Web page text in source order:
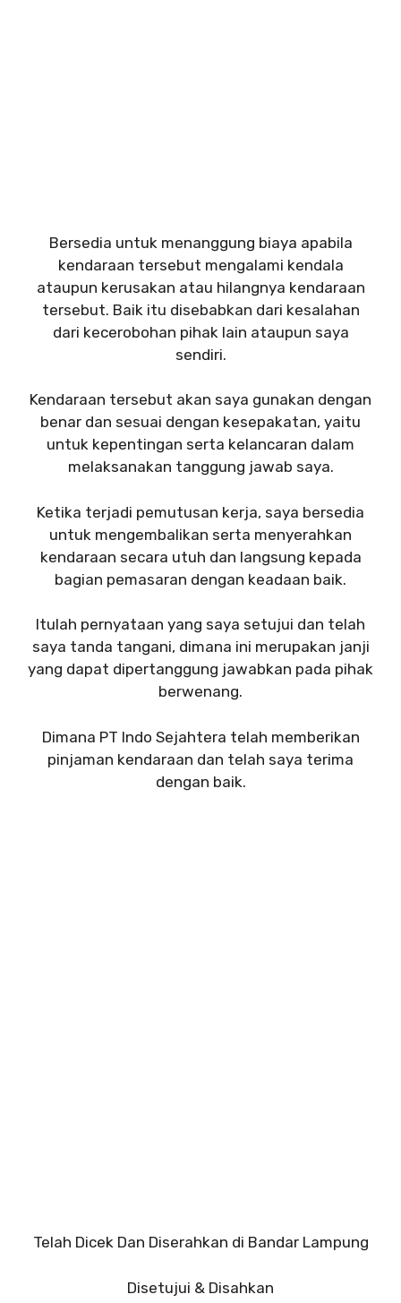
Bersedia untuk menanggung biaya apabila
kendaraan tersebut mengalami kendala
ataupun kerusakan atau hilangnya kendaraan
tersebut. Baik itu disebabkan dari kesalahan
dari kecerobohan pihak lain ataupun saya
sendiri.
Kendaraan tersebut akan saya gunakan dengan
benar dan sesuai dengan kesepakatan, yaitu
untuk kepentingan serta kelancaran dalam
melaksanakan tanggung jawab saya.
Ketika terjadi pemutusan kerja, saya bersedia
untuk mengembalikan serta menyerahkan
kendaraan secara utuh dan langsung kepada
bagian pemasaran dengan keadaan baik.
Itulah pernyataan yang saya setujui dan telah
saya tanda tangani, dimana ini merupakan janji
yang dapat dipertanggung jawabkan pada pihak
berwenang.
Dimana PT Indo Sejahtera telah memberikan
pinjaman kendaraan dan telah saya terima
dengan baik.
Telah Dicek Dan Diserahkan di Bandar Lampung
Disetujui & Disahkan